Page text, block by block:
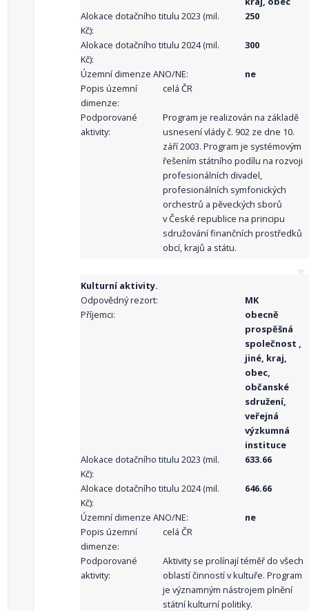
Alokace dotačního titulu 2023 (mil.
Kč):
250
Alokace dotačního titulu 2024 (mil.
Kč):
300
Územní dimenze ANO/NE:
ne
Popis územní
dimenze:
celá ČR
Podporované
aktivity:
Program je realizován na základě
usnesení vlády č. 902 ze dne 10.
září 2003. Program je systémovým
řešením státního podílu na rozvoji
profesionálních divadel,
profesionálních symfonických
orchestrů a pěveckých sborů
v České republice na principu
sdružování finančních prostředků
obcí, krajů a státu.
Kulturní aktivity.
Odpovědný rezort:
MK
Příjemci:
obecně
prospěšná
společnost ,
jiné, kraj,
obec,
občanské
sdružení,
veřejná
výzkumná
instituce
Alokace dotačního titulu 2023 (mil.
Kč):
633.66
Alokace dotačního titulu 2024 (mil.
Kč):
646.66
Územní dimenze ANO/NE:
ne
Popis územní
dimenze:
celá ČR
Podporované
aktivity:
Aktivity se prolínají téměř do všech
oblastí činností v kultuře. Program
je významným nástrojem plnění
státní kulturní politiky.